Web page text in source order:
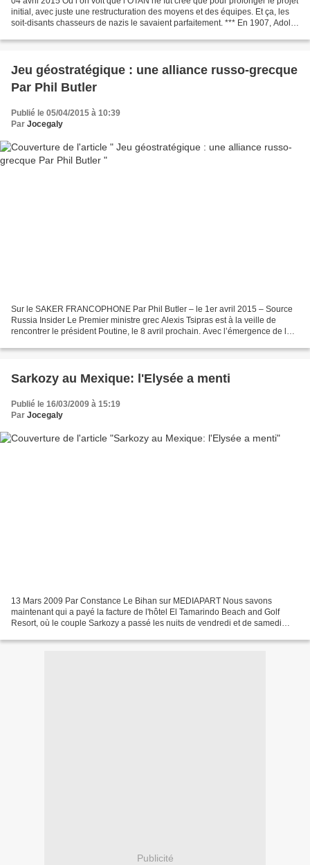
initial, avec juste une restructuration des moyens et des équipes. Et ça, les
soit-disants chasseurs de nazis le savaient parfaitement. *** En 1907, Adolf
Jeu géostratégique : une alliance russo-grecque
Par Phil Butler
Publié le 05/04/2015 à 10:39
Par Jocegaly
Sur le SAKER FRANCOPHONE Par Phil Butler – le 1er avril 2015 – Source
Russia Insider Le Premier ministre grec Alexis Tsipras est à la veille de
rencontrer le président Poutine, le 8 avril prochain. Avec l’émergence de la
Sarkozy au Mexique: l'Elysée a menti
Publié le 16/03/2009 à 15:19
Par Jocegaly
13 Mars 2009 Par Constance Le Bihan sur MEDIAPART Nous savons
maintenant qui a payé la facture de l'hôtel El Tamarindo Beach and Golf
Resort, où le couple Sarkozy a passé les nuits de vendredi et de samedi
Publicité